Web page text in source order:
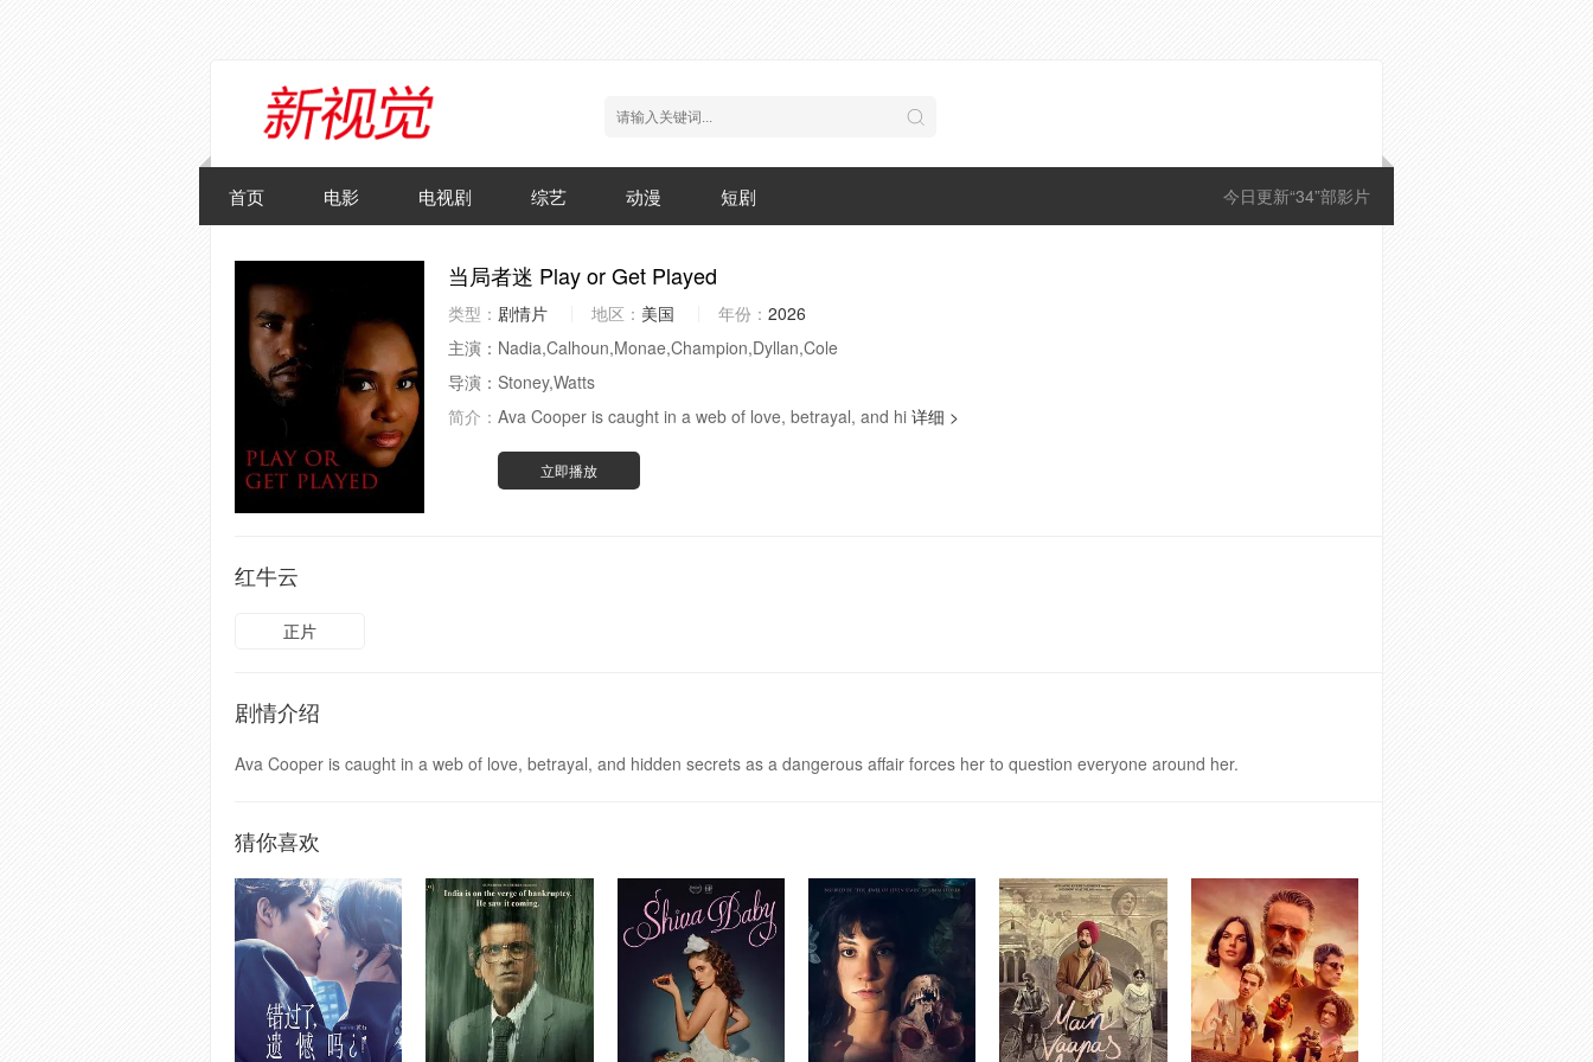
今日更新“34”部影片
首页 电影 电视剧 综艺 动漫 短剧
当局者迷 Play or Get Played
类型： 剧情片 地区： 美国 年份： 2026
主演： Nadia,Calhoun,Monae,Champion,Dyllan,Cole
导演： Stoney,Watts
简介： Ava Cooper is caught in a web of love, betrayal, and hi 详细 >
立即播放
红牛云
正片
剧情介绍
Ava Cooper is caught in a web of love, betrayal, and hidden secrets as a dangerous affair forces her to question everyone around her.
猜你喜欢